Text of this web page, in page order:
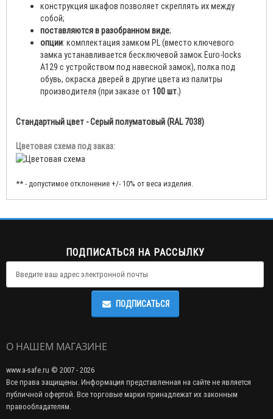
конструкция шкафов позволяет скреплять их между
собой;
поставляются в разобранном виде;
опции: комплектация замком PL (вместо ключевого
замка устанавливается бесключевой замок Euro-locks
A129 с устройством под навесной замок), полка под
обувь, окраска дверей в другие цвета из палитры
производителя (при заказе от 100 шт.)
Стандартный цвет - Серый полуматовый (RAL 7038)
Цветовая схема под заказ:
** - допустимое отклонение +/- 10% от веса изделия.
ПОДПИСАТЬСЯ НА РАССЫЛКУ
ПОДПИСАТЬСЯ
О НАШЕМ МАГАЗИНЕ
www.a-safe.ru © 2007 - 2026
Все права защищены. Информация представленная на сайте не является
публичной офертой. Все торговые марки принадлежат их законным
правообладателям.